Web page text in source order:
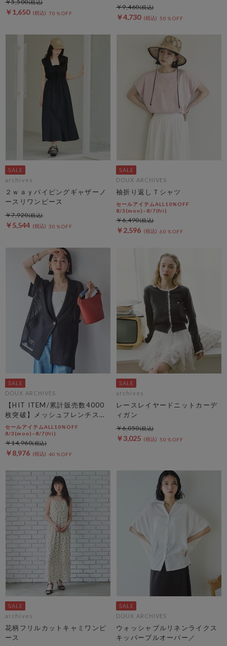
￥1,650 70％OFF
￥5,500
￥4,730 50％OFF
￥9,460
archives
２ｗａｙパイピングギャザーノ
ースリワンピース
￥5,544 30％OFF
￥7,920
DOUX ARCHIVES
袖折り返しＴシャツ
セールアイテムALL10%OFF
8/3(mon)~8/7(fri)
￥2,596 60％OFF
￥6,490
DOUX ARCHIVES
【HIT ITEM/累計販売数4000
枚突破】メッシュフレンチスリ
ーブジャケット／
セールアイテムALL10%OFF
8/3(mon)~8/7(fri)
￥8,976 40％OFF
￥14,960
archives
レースレイヤードニットカーデ
ィガン
￥3,025 50％OFF
￥6,050
archives
花柄フリルカットキャミワンピ
ース
DOUX ARCHIVES
ウォッシャブルリネンライクス
キッパープルオーバー／